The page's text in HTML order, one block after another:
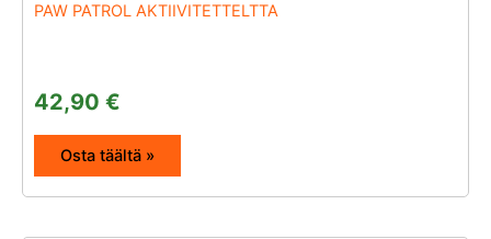
PAW PATROL AKTIIVITETTELTTA
42,90 €
Osta täältä »